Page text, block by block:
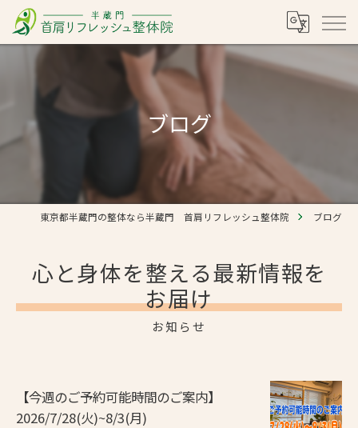
ブログ
東京都半蔵門の整体なら半蔵門 首肩リフレッシュ整体院 ブログ
心と身体を整える最新情報を
お届け
お知らせ
【今週のご予約可能時間のご案内】
2026/7/28(火)~8/3(月)